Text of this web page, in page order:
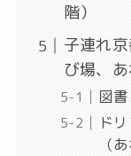
階）
子連れ
び場、
図
ド
（